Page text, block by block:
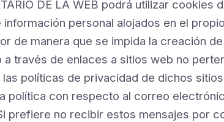
DE LA WEB podrá utilizar cookies
personal alojados en el
de manera que se impida la creación
través de enlaces a sitios web no
las políticas de privacidad de dichos
política con respecto al correo
prefiere no recibir estos mensajes por